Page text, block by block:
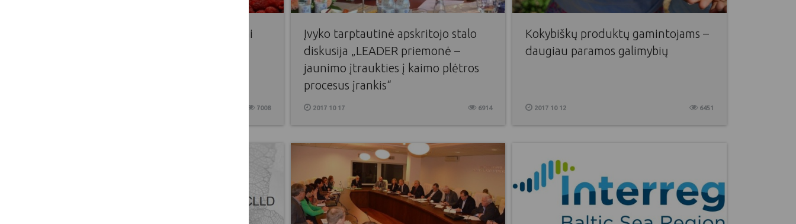
Kaimas – namai ne tik vyresniajai
7008
Įvyko tarptautinė apskritojo stalo
diskusija „LEADER priemonė –
jaunimo įtraukties į kaimo plėtros
procesus įrankis“
2017 10 17 6914
Kokybiškų produktų gamintojams –
daugiau paramos galimybių
2017 10 12 6451